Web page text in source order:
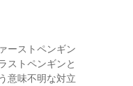
ーストペンギン
ストペンギンと
意味不明な対立